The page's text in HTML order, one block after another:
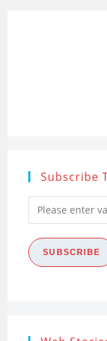
Subscribe
Please
enter
valid
Email
SUBSCRIBE